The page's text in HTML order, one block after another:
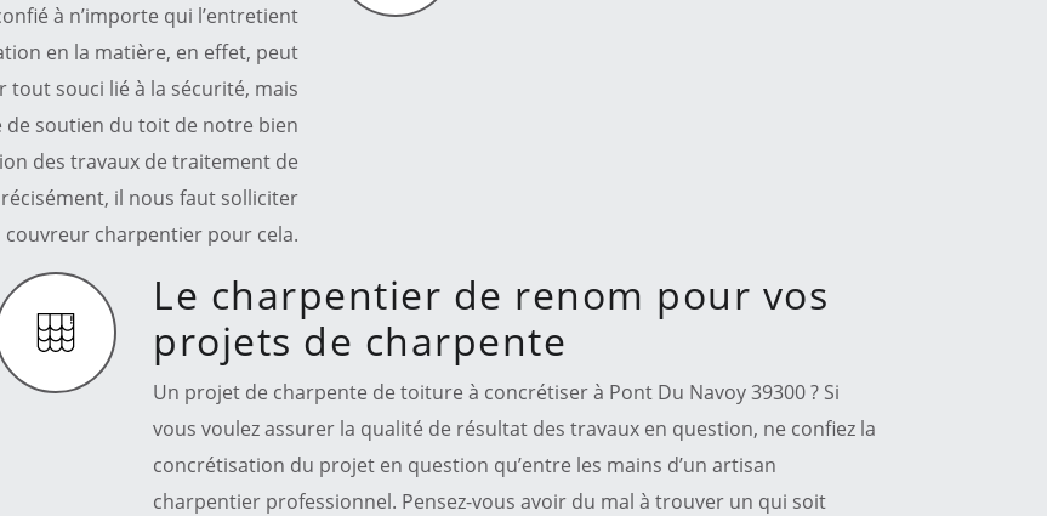
à n’importe qui l’entretient
en la matière, en effet, peut
tout souci lié à la sécurité, mais
soutien du toit de notre bien
des travaux de traitement de
il nous faut solliciter
couvreur charpentier pour cela.
Le charpentier de renom pour vos
projets de charpente
Un projet de charpente de toiture à concrétiser à Pont Du Navoy 39300 ? Si
vous voulez assurer la qualité de résultat des travaux en question, ne confiez la
concrétisation du projet en question qu’entre les mains d’un artisan
charpentier professionnel. Pensez-vous avoir du mal à trouver un qui soit